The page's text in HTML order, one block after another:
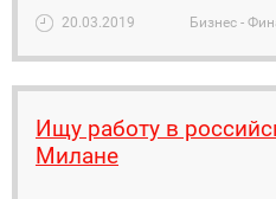
20.03.2019 Бизнес -
Ищу работу в
Милане